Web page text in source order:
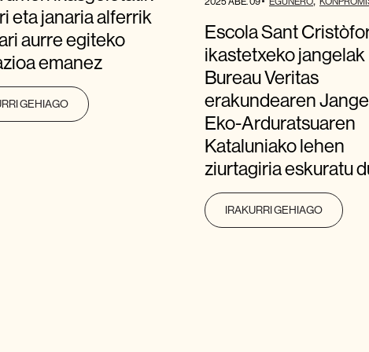
eta janaria alferrik
aurre egiteko
emanez
GEHIAGO
Escola Sant
ikastetxeko jangelak
Bureau Veritas
erakundearen
Eko-Arduratsuaren
Kataluniako lehen
ziurtagiria eskuratu
IRAKURRI GEHIAGO